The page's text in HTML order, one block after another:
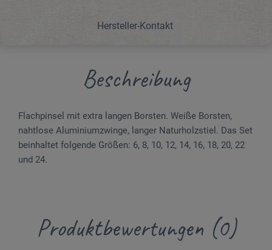
Hersteller-Kontakt
Beschreibung
Flachpinsel mit extra langen Borsten. Weiße Borsten,
nahtlose Aluminiumzwinge, langer Naturholzstiel. Das Set
beinhaltet folgende Größen: 6, 8, 10, 12, 14, 16, 18, 20, 22
und 24.
Produktbewertungen (0)